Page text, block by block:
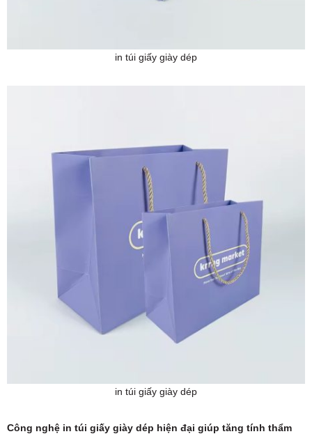
in túi giấy giày dép
in túi giấy giày dép
Công nghệ in túi giấy giày dép hiện đại giúp tăng tính thẩm